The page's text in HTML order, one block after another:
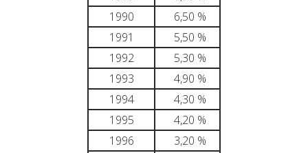
1990
6,50 %
1991
5,50 %
1992
5,30 %
1993
4,90 %
1994
4,30 %
1995
4,20 %
1996
3,20 %